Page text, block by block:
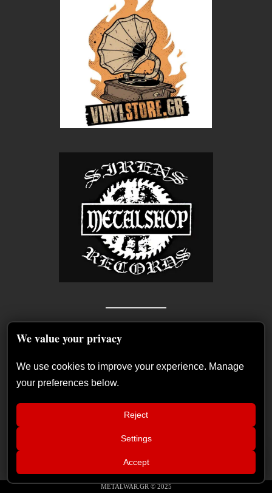
Οι θρυλικοί WHITE LION στο Golden R. Festival 2027 για τα 40
METALWAR.GR © 2025
We value your privacy
We use cookies to improve your experience. Manage
your preferences below.
Reject
Settings
Accept
Καλεσμένοι οι PANIC ALARM